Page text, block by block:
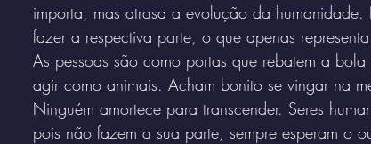
importa, mas atrasa a evolução da
fazer a respectiva parte, o que apenas
As pessoas são como portas que rebatem a
agir como animais. Acham bonito se vingar na
Ninguém amortece para transcender. Seres
pois não fazem a sua parte, sempre esperam o